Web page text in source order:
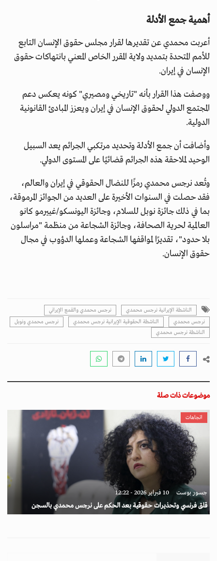
أهمية جمع الأدلة
أعربت محمدي عن تقديرها لقرار مجلس حقوق الإنسان التابع
للأمم المتحدة بتمديد ولاية المقرر الخاص المعني بانتهاكات حقوق
الإنسان في إيران.
ووصفت هذا القرار بأنه "تاريخي ومصيري" كونه يعكس دعم
المجتمع الدولي لحقوق الإنسان في إيران ويعزز المبادئ القانونية
الدولية.
وأضافت أن جمع الأدلة وتحديد مرتكبي الجرائم يعد السبيل
الوحيد لملاحقة هذه الجرائم قضائيًا على المستوى الدولي.
وتُعد نرجس محمدي رمزًا للنضال الحقوقي في إيران والعالم،
فقد حصلت في السنوات الأخيرة على العديد من الجوائز المرموقة،
بما في ذلك جائزة نوبل للسلام، وجائزة اليونسكو/غييرمو كانو
العالمية لحرية الصحافة، وجائزة الشجاعة من منظمة "مراسلون
بلا حدود"، تقديرًا لمواقفها الشجاعة وعملها الدؤوب في مجال
حقوق الإنسان.
الناشطة الإيرانية نرجس محمدي
نرجس محمدي والقمع الإيراني
نرجس محمدي
الناشطة الحقوقية الإيرانية نرجس محمدي
نرجس محمدي ونوبل
الناشطة نرجس محمدي
موضوعات ذات صلة
اتجاهات
جسور بوست 10 فبراير 2026 - 12:22
قلق فرنسي وتحذيرات حقوقية بعد الحكم على نرجس محمدي بالسجن